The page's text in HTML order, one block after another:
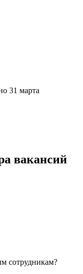
31 марта
вакансий
сотрудникам?